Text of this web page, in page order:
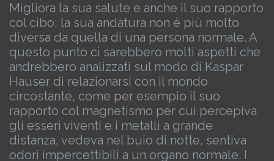
Migliora la sua salute e anche il suo rapporto
col cibo; la sua andatura non è più molto
diversa da quella di una persona normale. A
questo punto ci sarebbero molti aspetti che
andrebbero analizzati sul modo di Kaspar
Hauser di relazionarsi con il mondo
circostante, come per esempio il suo
rapporto col magnetismo per cui percepiva
gli esseri viventi e i metalli a grande
distanza, vedeva nel buio di notte, sentiva
odori impercettibili a un organo normale. I